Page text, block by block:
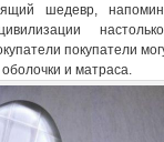
шедевр,
покупатели
и матраса.